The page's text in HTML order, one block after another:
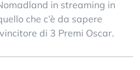
in streaming in
che c’è da sapere
di 3 Premi Oscar.